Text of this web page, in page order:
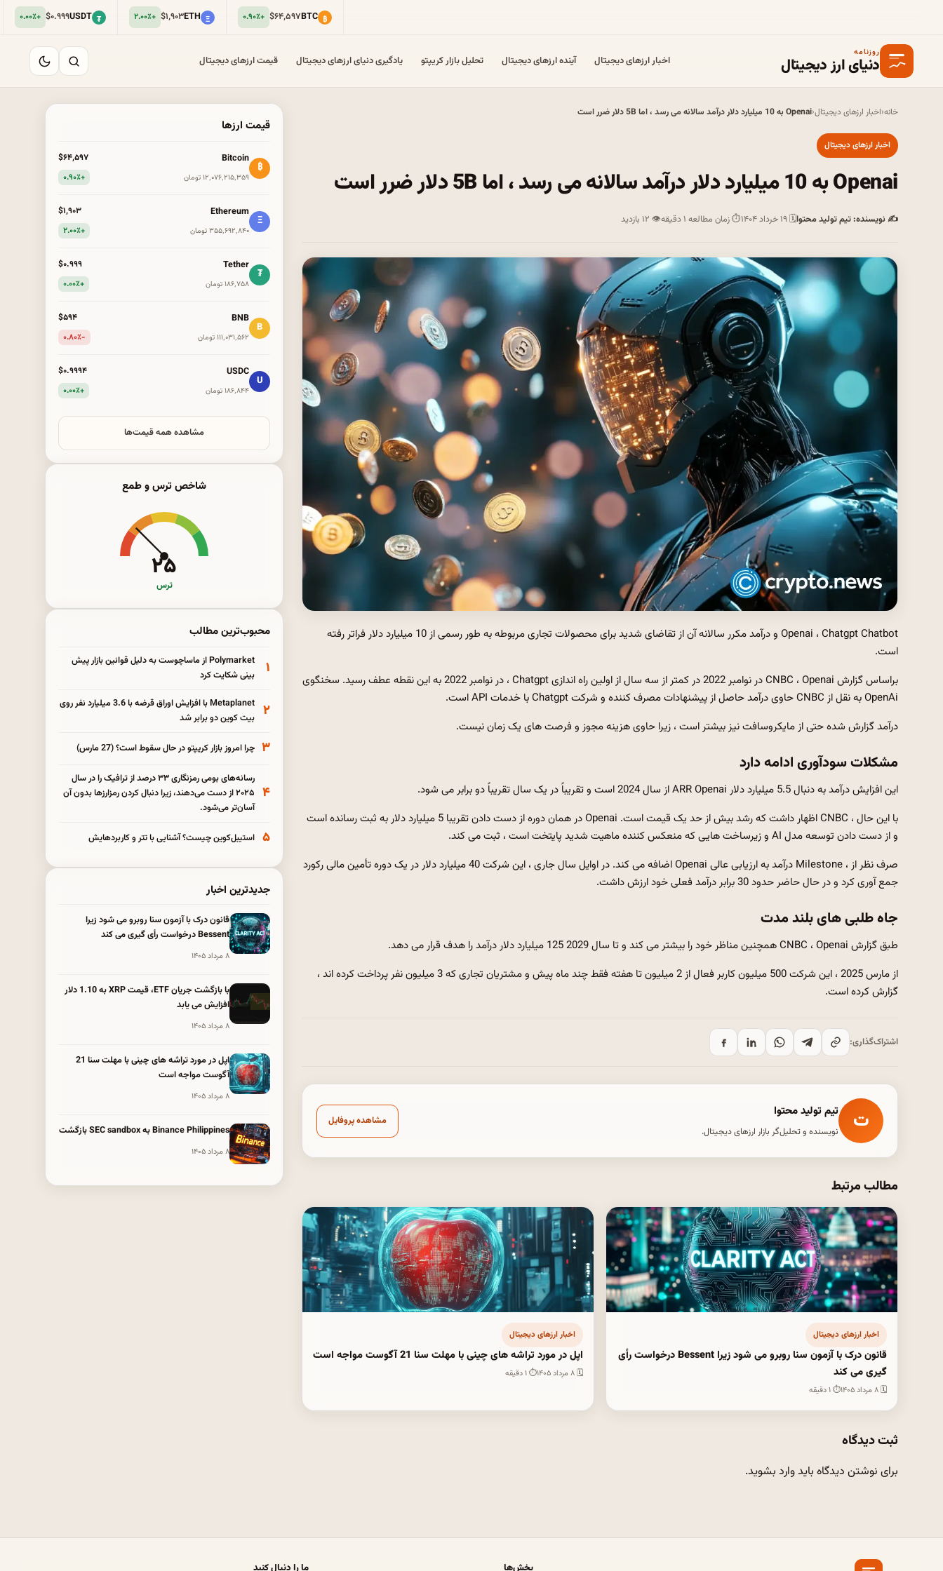
₿
BTC$۶۴٬۵۹۷ Ξ
ETH$۱٬۹۰۳ ₮
USDT$۰.۹۹۹
روزنامه
دنیای ارز دیجیتال اخبار ارزهای دیجیتال آینده ارزهای دیجیتال تحلیل بازار کریپتو یادگیری دنیای ارزهای دیجیتال قیمت ارزهای دیجیتال
خانه‹اخبار ارزهای دیجیتال‹Openai به 10 میلیارد دلار درآمد سالانه می رسد ، اما 5B دلار ضرر است
اخبار ارزهای دیجیتال
Openai به 10 میلیارد دلار درآمد سالانه می رسد ، اما 5B دلار ضرر است
✍ نویسنده: تیم تولید محتوا🗓 ۱۹ خرداد ۱۴۰۴ ⏱ زمان مطالعه ۱ دقیقه 👁 ۱۲ بازدید
Openai ، Chatgpt Chatbot و درآمد مکرر سالانه آن از تقاضای شدید برای محصولات تجاری مربوطه به طور رسمی از 10 میلیارد دلار فراتر رفته
است.
براساس گزارش CNBC ، Openai در نوامبر 2022 در کمتر از سه سال از اولین راه اندازی Chatgpt ، در نوامبر 2022 به این نقطه عطف رسید. سخنگوی
OpenAi به نقل از CNBC حاوی درآمد حاصل از پیشنهادات مصرف کننده و شرکت Chatgpt با خدمات API است.
درآمد گزارش شده حتی از مایکروسافت نیز بیشتر است ، زیرا حاوی هزینه مجوز و فرصت های یک زمان نیست.
مشکلات سودآوری ادامه دارد
این افزایش درآمد به دنبال 5.5 میلیارد دلار ARR Openai از سال 2024 است و تقریباً در یک سال تقریباً دو برابر می شود.
با این حال ، CNBC اظهار داشت که رشد بیش از حد یک قیمت است. Openai در همان دوره از دست دادن تقریبا 5 میلیارد دلار به ثبت رسانده است
و از دست دادن توسعه مدل AI و زیرساخت هایی که منعکس کننده ماهیت شدید پایتخت است ، ثبت می کند.
صرف نظر از ، Milestone درآمد به ارزیابی عالی Openai اضافه می کند. در اوایل سال جاری ، این شرکت 40 میلیارد دلار در یک دوره تأمین مالی رکورد
جمع آوری کرد و در حال حاضر حدود 30 برابر درآمد فعلی خود ارزش داشت.
جاه طلبی های بلند مدت
طبق گزارش CNBC ، Openai همچنین مناظر خود را بیشتر می کند و تا سال 2029 125 میلیارد دلار درآمد را هدف قرار می دهد.
از مارس 2025 ، این شرکت 500 میلیون کاربر فعال از 2 میلیون تا هفته فقط چند ماه پیش و مشتریان تجاری که 3 میلیون نفر پرداخت کرده اند ،
گزارش کرده است.
اشتراک‌گذاری:
ت تیم تولید محتوا
نویسنده و تحلیل‌گر بازار ارزهای دیجیتال.
مشاهده پروفایل
مطالب مرتبط
اخبار ارزهای دیجیتال
قانون درک با آزمون سنا روبرو می شود زیرا Bessent درخواست رأی
گیری می کند
🗓 ۸ مرداد ۱۴۰۵ ⏱ ۱ دقیقه
اخبار ارزهای دیجیتال
اپل در مورد تراشه های چینی با مهلت سنا 21 آگوست مواجه است
🗓 ۸ مرداد ۱۴۰۵ ⏱ ۱ دقیقه
ثبت دیدگاه
برای نوشتن دیدگاه بایدوارد بشوید.
قیمت ارزها
₿
Bitcoin
۱۲٬۰۷۶٬۲۱۵٬۳۵۹ تومان
$۶۴٬۵۹۷
+۰.۹۰٪
Ξ
Ethereum
۳۵۵٬۶۹۲٬۸۴۰ تومان
$۱٬۹۰۳
+۲.۰۰٪
₮
Tether
۱۸۶٬۷۵۸ تومان
$۰.۹۹۹
+۰.۰۰٪
B
BNB
۱۱۱٬۰۳۱٬۵۶۲ تومان
$۵۹۴
-۰.۸۰٪
U
USDC
۱۸۶٬۸۴۴ تومان
$۰.۹۹۹۴
+۰.۰۰٪
مشاهده همه قیمت‌ها
شاخص ترس و طمع
۲۵
ترس
محبوب‌ترین مطالب
۱
Polymarket از ماساچوست به دلیل قوانین بازار پیش
بینی شکایت کرد
۲
Metaplanet با افزایش اوراق قرضه با 3.6 میلیارد نفر روی
بیت کوین دو برابر شد
۳ چرا امروز بازار کریپتو در حال سقوط است؟ (27 مارس)
۴
رسانه‌های بومی رمزنگاری ۳۳ درصد از ترافیک را در سال
۲۰۲۵ از دست می‌دهند، زیرا دنبال کردن رمزارزها بدون آن
آسان‌تر می‌شود.
۵ استیبل‌کوین چیست؟ آشنایی با تتر و کاربردهایش
جدیدترین اخبار
قانون درک با آزمون سنا روبرو می شود زیرا
Bessent درخواست رأی گیری می کند
۸ مرداد ۱۴۰۵
با بازگشت جریان ETF، قیمت XRP به 1.10 دلار
افزایش می یابد
۸ مرداد ۱۴۰۵
اپل در مورد تراشه های چینی با مهلت سنا 21
آگوست مواجه است
۸ مرداد ۱۴۰۵
Binance Philippines به SEC sandbox بازگشت
۸ مرداد ۱۴۰۵